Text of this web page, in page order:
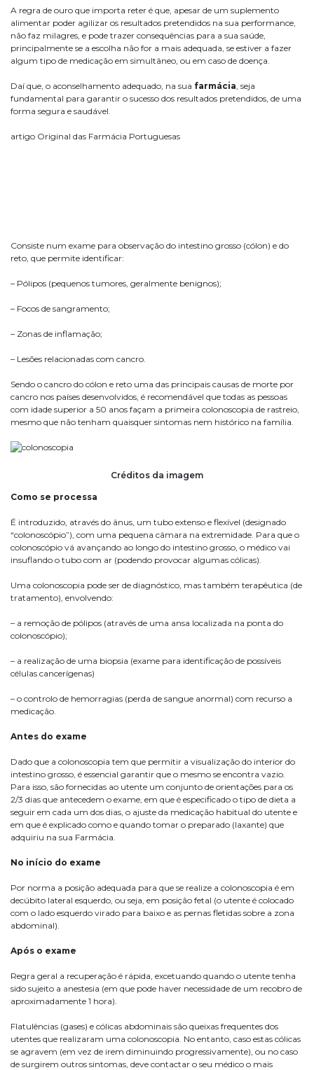
A regra de ouro que importa reter é que, apesar de um suplemento
alimentar poder agilizar os resultados pretendidos na sua performance,
não faz milagres, e pode trazer consequências para a sua saúde,
principalmente se a escolha não for a mais adequada, se estiver a fazer
algum tipo de medicação em simultâneo, ou em caso de doença.
Daí que, o aconselhamento adequado, na sua farmácia, seja
fundamental para garantir o sucesso dos resultados pretendidos, de uma
forma segura e saudável.
artigo Original das Farmácia Portuguesas
Consiste num exame para observação do intestino grosso (cólon) e do
reto, que permite identificar:
– Pólipos (pequenos tumores, geralmente benignos);
– Focos de sangramento;
– Zonas de inflamação;
– Lesões relacionadas com cancro.
Sendo o cancro do cólon e reto uma das principais causas de morte por
cancro nos países desenvolvidos, é recomendável que todas as pessoas
com idade superior a 50 anos façam a primeira colonoscopia de rastreio,
mesmo que não tenham quaisquer sintomas nem histórico na família.
Créditos da imagem
Como se processa
É introduzido, através do ânus, um tubo extenso e flexível (designado
“colonoscópio”), com uma pequena câmara na extremidade. Para que o
colonoscópio vá avançando ao longo do intestino grosso, o médico vai
insuflando o tubo com ar (podendo provocar algumas cólicas).
Uma colonoscopia pode ser de diagnóstico, mas também terapêutica (de
tratamento), envolvendo:
– a remoção de pólipos (através de uma ansa localizada na ponta do
colonoscópio);
– a realização de uma biopsia (exame para identificação de possíveis
células cancerígenas)
– o controlo de hemorragias (perda de sangue anormal) com recurso a
medicação.
Antes do exame
Dado que a colonoscopia tem que permitir a visualização do interior do
intestino grosso, é essencial garantir que o mesmo se encontra vazio.
Para isso, são fornecidas ao utente um conjunto de orientações para os
2/3 dias que antecedem o exame, em que é especificado o tipo de dieta a
seguir em cada um dos dias, o ajuste da medicação habitual do utente e
em que é explicado como e quando tomar o preparado (laxante) que
adquiriu na sua Farmácia.
No início do exame
Por norma a posição adequada para que se realize a colonoscopia é em
decúbito lateral esquerdo, ou seja, em posição fetal (o utente é colocado
com o lado esquerdo virado para baixo e as pernas fletidas sobre a zona
abdominal).
Após o exame
Regra geral a recuperação é rápida, excetuando quando o utente tenha
sido sujeito a anestesia (em que pode haver necessidade de um recobro de
aproximadamente 1 hora).
Flatulências (gases) e cólicas abdominais são queixas frequentes dos
utentes que realizaram uma colonoscopia. No entanto, caso estas cólicas
se agravem (em vez de irem diminuindo progressivamente), ou no caso
de surgirem outros sintomas, deve contactar o seu médico o mais